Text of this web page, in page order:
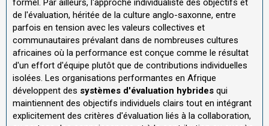
formel. Par ailleurs, l'approche individualiste des objectifs et
de l'évaluation, héritée de la culture anglo-saxonne, entre
parfois en tension avec les valeurs collectives et
communautaires prévalant dans de nombreuses cultures
africaines où la performance est conçue comme le résultat
d'un effort d'équipe plutôt que de contributions individuelles
isolées. Les organisations performantes en Afrique
développent des systèmes d'évaluation hybrides qui
maintiennent des objectifs individuels clairs tout en intégrant
explicitement des critères d'évaluation liés à la collaboration,